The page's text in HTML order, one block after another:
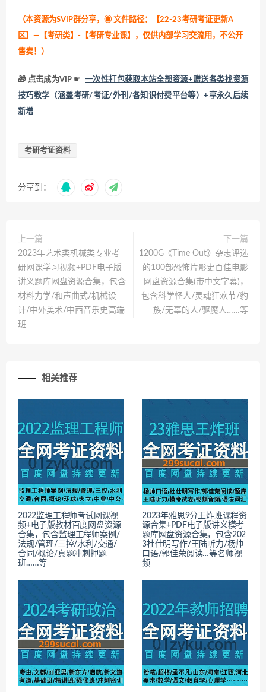
（本资源为SVIP群分享， ◉ 文件路径：【22-23考研考证更新A
区】—【考研类】-【考研专业课】，仅供内部学习交流用，不公开
售卖！ ）
🎁 点击成为VIP ☛ 一次性打包获取本站全部资源+赠送各类找资源
技巧教学（涵盖考研/考证/外刊/各知识付费平台等）+享永久后续
新增
考研考证资料
分享到：
上一篇
2023年艺术类机械类专业考
研网课学习视频+PDF电子版
讲义题库网盘资源合集，包含
材料力学/和声曲式/机械设
计/中外美术/中西音乐史高端
班
下一篇
1200G《Time Out》杂志评选
的100部恐怖片影史百佳电影
网盘资源合集(带中文字幕)，
包含科学怪人/灵魂狂欢节/豹
族/无辜的人/驱魔人……等
相关推荐
2022监理工程师考试网课视
频+电子版教材百度网盘资源
合集，包含监理工程师案例/
法规/管理/三控/水利/交通/
合同/概论/真题冲刺押题
班……等
2023年雅思9分王炸班课程资
源合集+PDF电子版讲义模考
题库网盘资源合集，包含202
3杜仕明写作/王陆听力/杨帅
口语/郭佳荣阅读…等名师视
频